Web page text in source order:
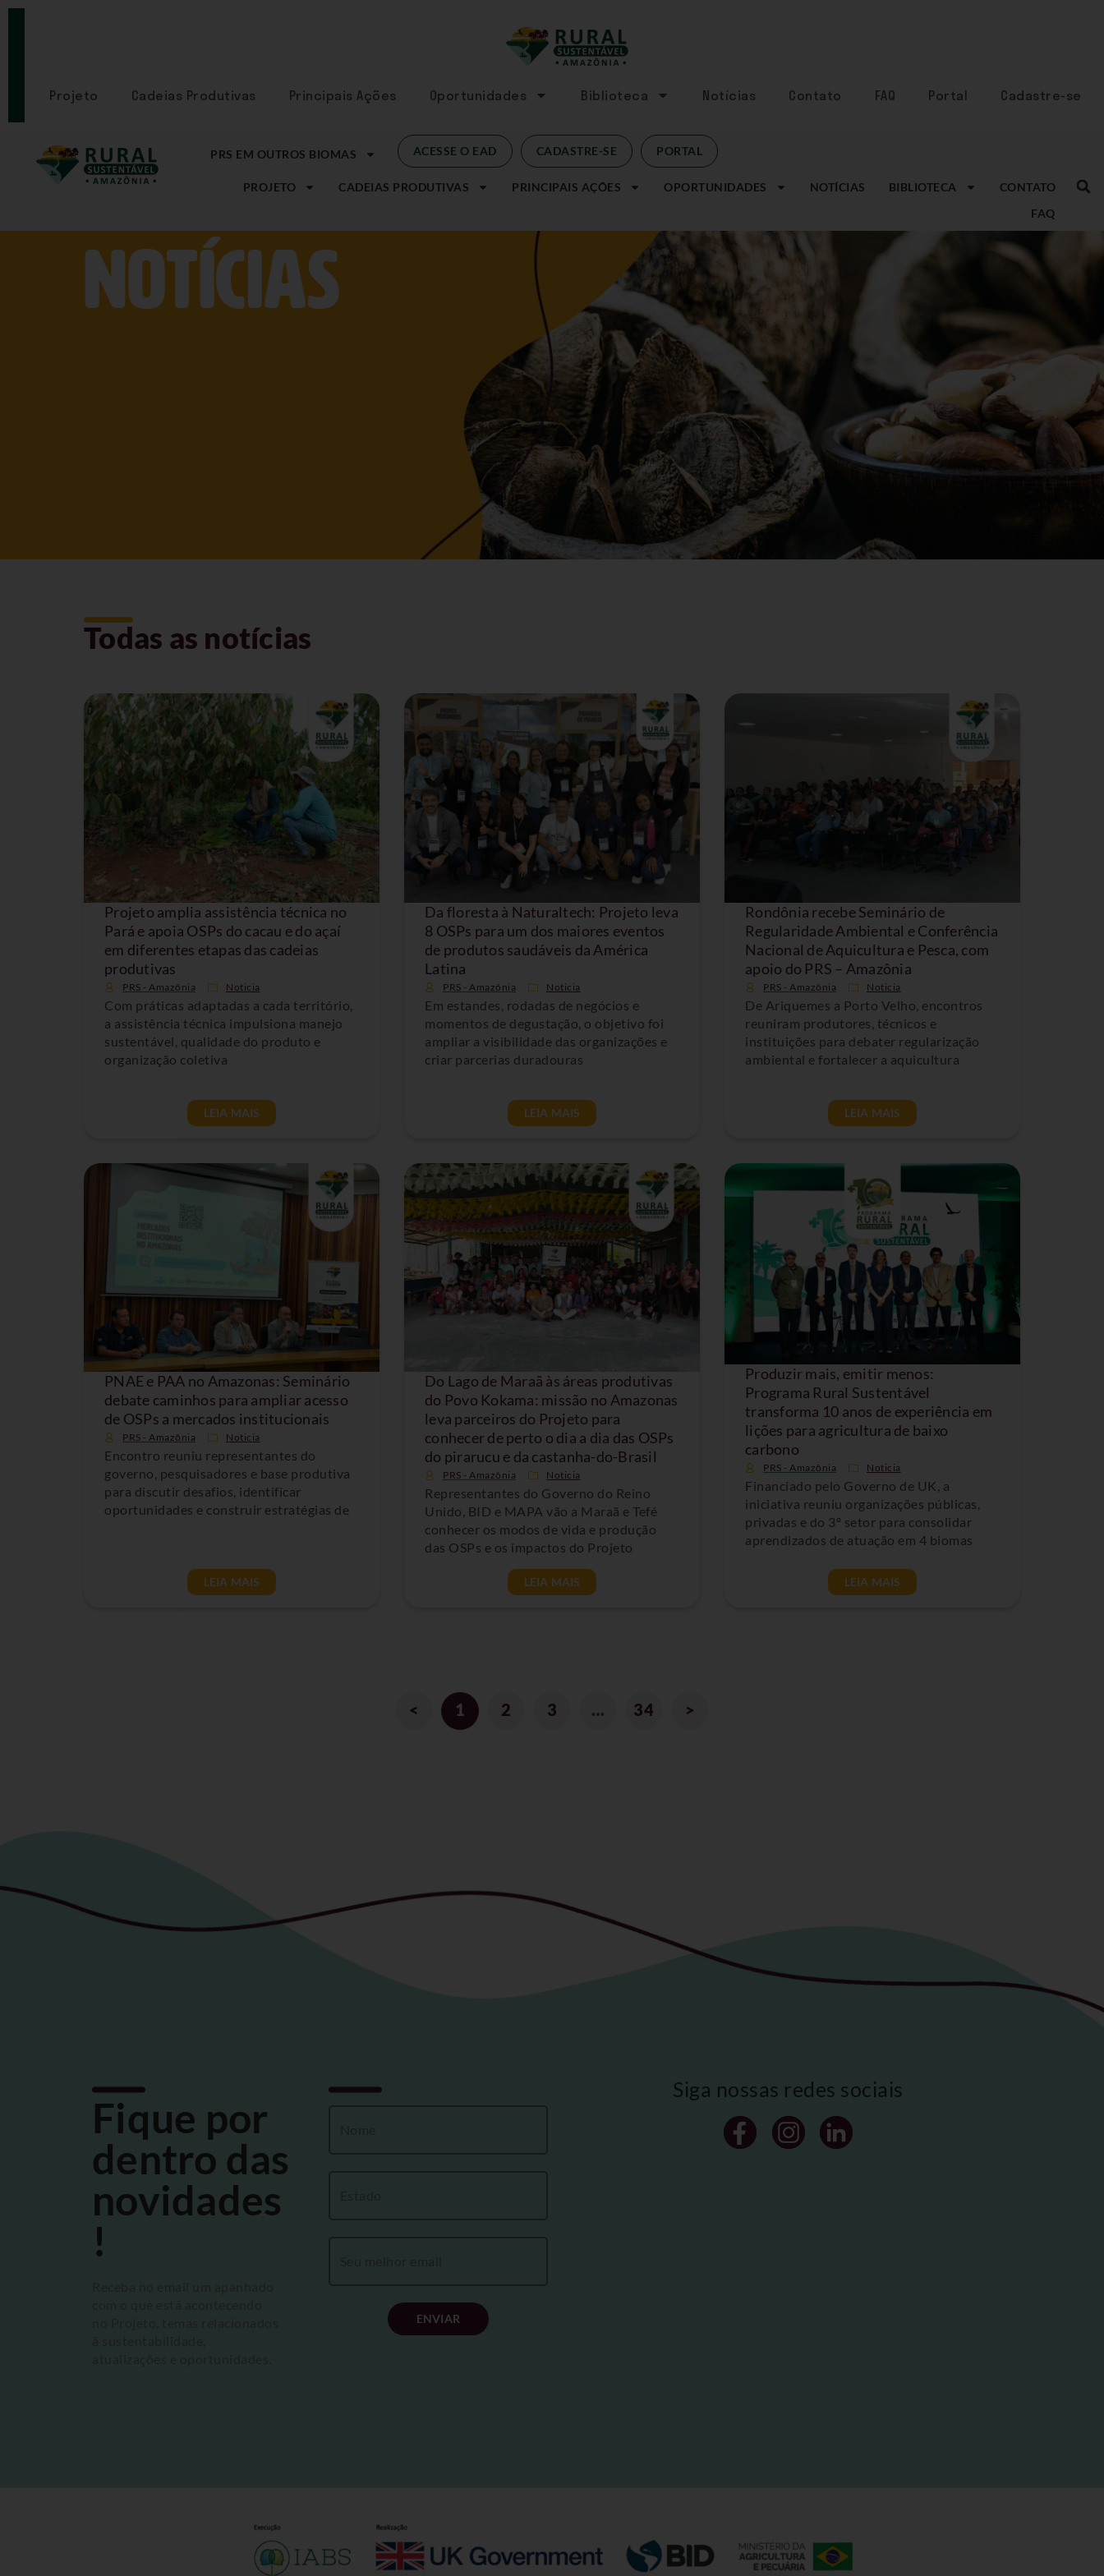
SE
Projeto Cadeias Produtivas Principais Ações Oportunidades Biblioteca Notícias Contato FAQ Portal Cadastre-se
PRS EM OUTROS BIOMAS ACESSE O EAD CADASTRE-SE PORTAL
PROJETO CADEIAS PRODUTIVAS PRINCIPAIS AÇÕES OPORTUNIDADES NOTÍCIAS BIBLIOTECA
CONTATO
FAQ
NOtícias
Todas as notícias
Projeto amplia assistência técnica no
Pará e apoia OSPs do cacau e do açaí
em diferentes etapas das cadeias
produtivas
PRS - Amazônia Noticia
Com práticas adaptadas a cada território,
a assistência técnica impulsiona manejo
sustentável, qualidade do produto e
organização coletiva
LEIA MAIS
Da floresta à Naturaltech: Projeto leva
8 OSPs para um dos maiores eventos
de produtos saudáveis da América
Latina
PRS - Amazônia Noticia
Em estandes, rodadas de negócios e
momentos de degustação, o objetivo foi
ampliar a visibilidade das organizações e
criar parcerias duradouras
LEIA MAIS
Rondônia recebe Seminário de
Regularidade Ambiental e Conferência
Nacional de Aquicultura e Pesca, com
apoio do PRS – Amazônia
PRS - Amazônia Noticia
De Ariquemes a Porto Velho, encontros
reuniram produtores, técnicos e
instituições para debater regularização
ambiental e fortalecer a aquicultura
LEIA MAIS
PNAE e PAA no Amazonas: Seminário
debate caminhos para ampliar acesso
de OSPs a mercados institucionais
PRS - Amazônia Noticia
Encontro reuniu representantes do
governo, pesquisadores e base produtiva
para discutir desafios, identificar
oportunidades e construir estratégias de
LEIA MAIS
Do Lago de Maraã às áreas produtivas
do Povo Kokama: missão no Amazonas
leva parceiros do Projeto para
conhecer de perto o dia a dia das OSPs
do pirarucu e da castanha-do-Brasil
PRS - Amazônia Noticia
Representantes do Governo do Reino
Unido, BID e MAPA vão a Maraã e Tefé
conhecer os modos de vida e produção
das OSPs e os impactos do Projeto
LEIA MAIS
Produzir mais, emitir menos:
Programa Rural Sustentável
transforma 10 anos de experiência em
lições para agricultura de baixo
carbono
PRS - Amazônia Noticia
Financiado pelo Governo de UK, a
iniciativa reuniu organizações públicas,
privadas e do 3º setor para consolidar
aprendizados de atuação em 4 biomas
LEIA MAIS
< 1 2 3 … 34 >
Fique por
dentro das
novidades
!
ENVIAR
Siga nossas redes sociais